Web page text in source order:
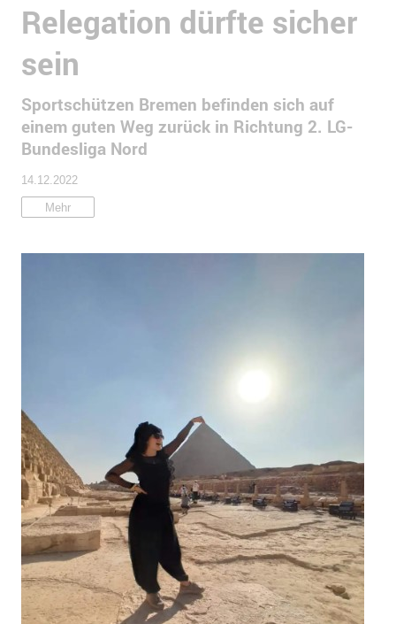
Relegation dürfte sicher
sein
Sportschützen Bremen befinden sich auf
einem guten Weg zurück in Richtung 2. LG-
Bundesliga Nord
14.12.2022
Mehr